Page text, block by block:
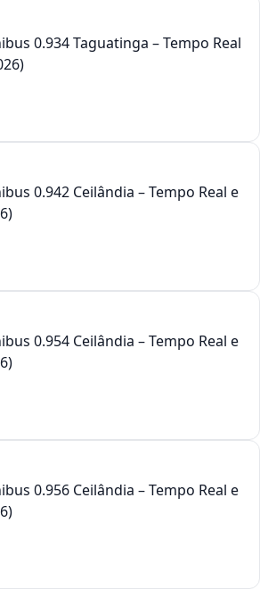
0.934 Taguatinga – Tempo Real
0.942 Ceilândia – Tempo Real e
0.954 Ceilândia – Tempo Real e
0.956 Ceilândia – Tempo Real e